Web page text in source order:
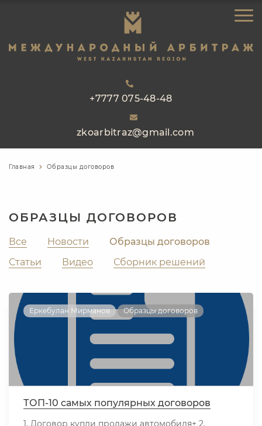
+7777 075-48-48
zkoarbitraz@gmail.com
ГЛАВНАЯ
ОБ АРБИТРАЖЕ
РЕЕСТР АРБИТРОВ
ПРАКТИКА
КОНТАКТЫ
Главная Образцы договоров
ОБРАЗЦЫ ДОГОВОРОВ
Все Новости
Образцы договоров
Статьи
Видео Сборник решений
Еркебулан Мирманов Образцы договоров
ТОП-10 самых популярных договоров
1. Договор купли продажи автомобиля+ 2.